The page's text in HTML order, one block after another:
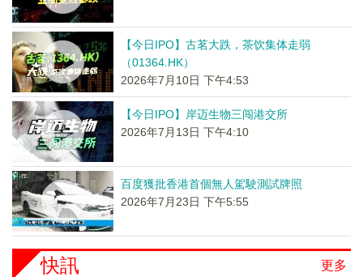
【今日IPO】古茗大跌，茶饮集体走弱
（01364.HK）
2026年7月10日 下午4:53
【今日IPO】岸迈生物三闯港交所
2026年7月13日 下午4:10
百度獲批香港首個無人駕駛測試牌照
2026年7月23日 下午5:55
更多
快訊